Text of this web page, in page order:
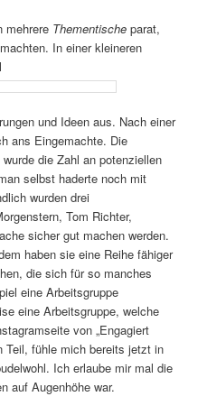
mehrere Thementische parat,
In einer kleineren
und Ideen aus. Nach einer
ans Eingemachte. Die
die Zahl an potenziellen
selbst haderte noch mit
wurden drei
Tom Richter,
sicher gut machen werden.
haben sie eine Reihe fähiger
die sich für so manches
eine Arbeitsgruppe
eine Arbeitsgruppe, welche
von „Engagiert
Teil, fühle mich bereits jetzt in
Ich erlaube mir mal die
auf Augenhöhe war.